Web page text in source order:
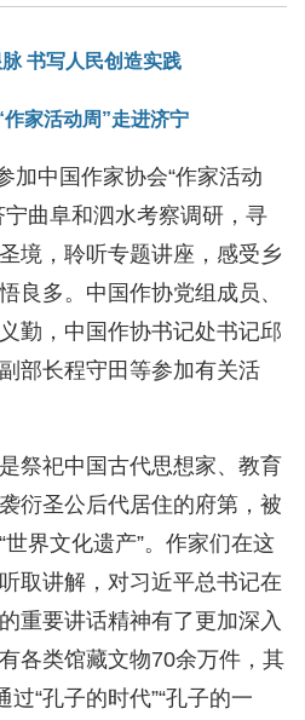
书写人民创造实践
家活动周”走进济宁
加中国作家协会“作家活动
宁曲阜和泗水考察调研，寻
境，聆听专题讲座，感受乡
良多。中国作协党组成员、
勤，中国作协书记处书记邱
部长程守田等参加有关活
祭祀中国古代思想家、教育
衍圣公后代居住的府第，被
界文化遗产”。作家们在这
取讲解，对习近平总书记在
重要讲话精神有了更加深入
各类馆藏文物70余万件，其
过“孔子的时代”“孔子的一